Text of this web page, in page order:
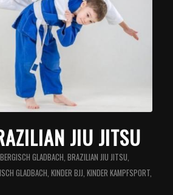
JIU JITSU
GLADBACH BRAZILIAN JIU JITSU
GLADBACH KINDER BJJ KINDER KAMPFSPORT,